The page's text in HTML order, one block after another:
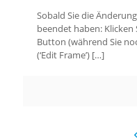
Sobald Sie die
beendet haben:
Button (während Sie
(‘Edit Frame’) […]